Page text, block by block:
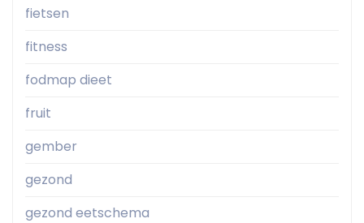
fietsen
fitness
fodmap dieet
fruit
gember
gezond
gezond eetschema